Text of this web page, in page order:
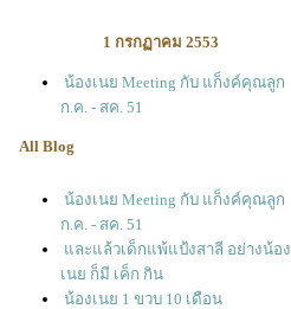
1 กรกฏาคม 2553
น้องเนย Meeting กับ แก็งค์คุณลูก
ก.ค. - สค. 51
All Blog
น้องเนย Meeting กับ แก็งค์คุณลูก
ก.ค. - สค. 51
ละแล้วเด็กแพ้แป้งสาลี อย่างน้อง
เนย ก็มี เค็ก กิน
น้องเนย 1 ขวบ 10 เดือน